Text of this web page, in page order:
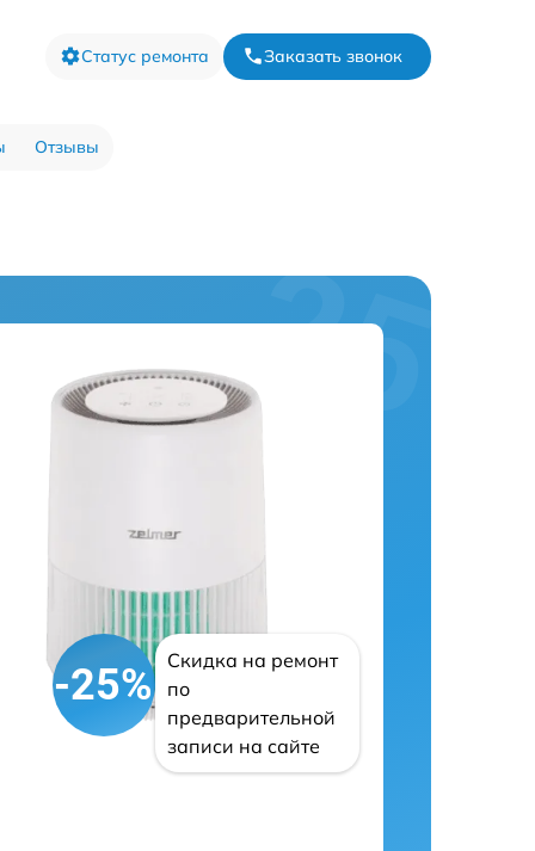
Статус ремонта Заказать звонок
Отзывы
-25%
Скидка на ремонт
по
предварительной
записи на сайте